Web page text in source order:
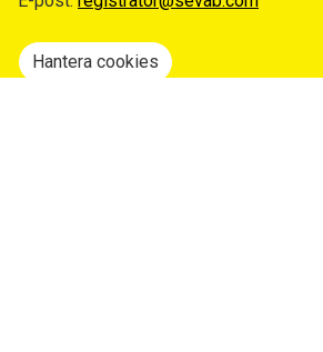
Hantera cookies